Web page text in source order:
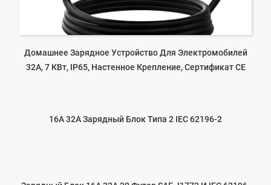
Домашнее Зарядное Устройство Для Электромобилей
32A, 7 КВт, IP65, Настенное Крепление, Сертификат CE
16A 32A Зарядный Блок Типа 2 IEC 62196-2